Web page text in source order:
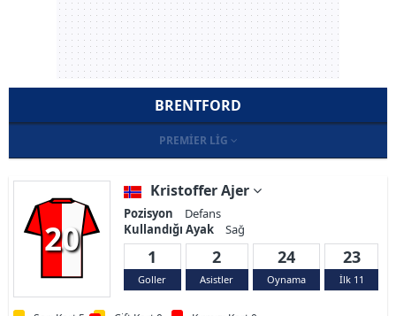
BRENTFORD
PREMIER LIG
20
Kristoffer Ajer
Pozisyon
Defans
Kullandığı Ayak
Sağ
1
Goller
2
Asistler
24
Oynama
23
İlk 11